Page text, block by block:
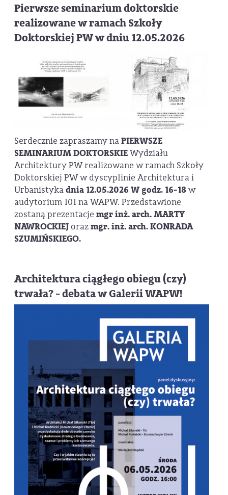
Pierwsze seminarium doktorskie
realizowane w ramach Szkoły
Doktorskiej PW w dniu 12.05.2026
Serdecznie zapraszamy naPIERWSZE
SEMINARIUM DOKTORSKIEWydziału
Architektury PW realizowane w ramach Szkoły
Doktorskiej PW w dyscyplinie Architektura i
Urbanistykadnia 12.05.2026 W godz. 16-18w
audytorium 101 na WAPW. Przedstawione
zostaną prezentacje mgr inż. arch. MARTY
NAWROCKIEJ orazmgr. inż. arch. KONRADA
SZUMIŃSKIEGO.
Architektura ciągłego obiegu (czy)
trwała? - debata w Galerii WAPW!